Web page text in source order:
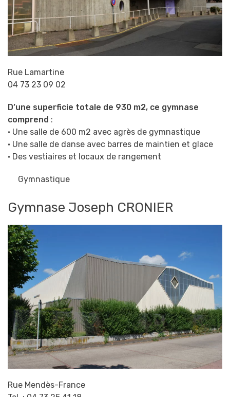
Rue Lamartine
04 73 23 09 02
D’une superficie totale de 930 m2, ce gymnase
comprend :
• Une salle de 600 m2 avec agrès de gymnastique
• Une salle de danse avec barres de maintien et glace
• Des vestiaires et locaux de rangement
Gymnastique
Gymnase Joseph CRONIER
Rue Mendès-France